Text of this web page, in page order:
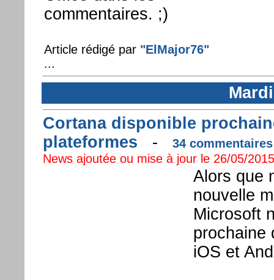
commentaires. ;)
Article rédigé par "ElMajor76"
...
Cortana disponible
plateformes -
34
News ajoutée ou mise à jour le 26/05/
Alors que
nouvelle
Microsoft
prochaine
iOS et